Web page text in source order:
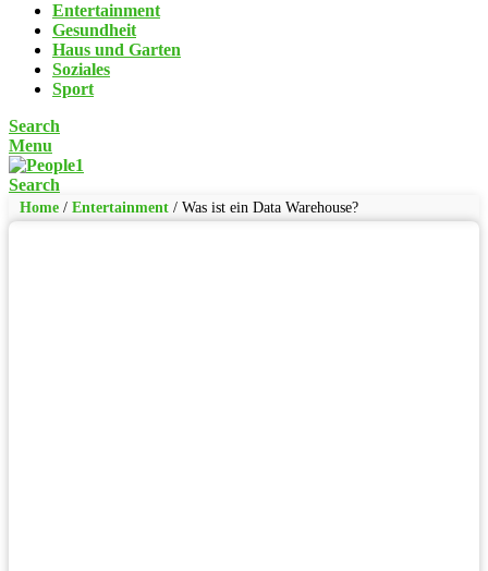
Entertainment
Gesundheit
Haus und Garten
Soziales
Sport
Search
Menu
Search
Home / Entertainment / Was ist ein Data Warehouse?